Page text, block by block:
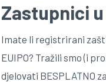
Zastupnici u
Imate li registrirani
EUIPO? Tražili smo (i
djelovati BESPLATNO